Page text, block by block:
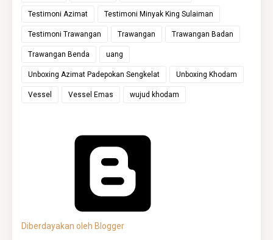
Testimoni Azimat Testimoni Minyak King Sulaiman
Testimoni Trawangan Trawangan Trawangan Badan
Trawangan Benda uang
Unboxing Azimat Padepokan Sengkelat Unboxing Khodam
Vessel Vessel Emas wujud khodam
Diberdayakan oleh Blogger